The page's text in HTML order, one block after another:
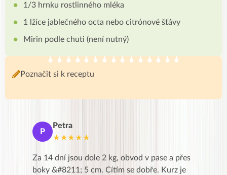
1/3 hrnku rostlinného mléka
1 lžíce jablečného octa nebo citrónové šťávy
Mirin podle chuti (není nutný)
Poznačit si k receptu
P
Petra
★★★★★
Za 14 dní jsou dole 2 kg, obvod v pase a přes
boky &#8211; 5 cm. Cítím se dobře. Kurz je